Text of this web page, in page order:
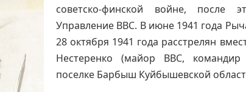
советско-финской войне, после
Управление ВВС. В июне 1941 года
28 октября 1941 года расстрелян
Нестеренко (майор ВВС, командир
поселке Барбыш Куйбышевской